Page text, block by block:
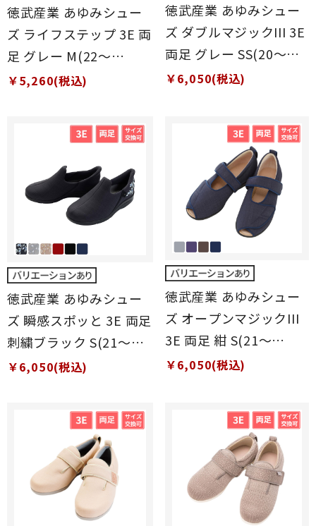
徳武産業 あゆみシュー
ズ ライフステップ 3E 両
足 グレー M(22～
22.5cm)
￥5,260(税込)
徳武産業 あゆみシュー
ズ ダブルマジックIII 3E
両足 グレー SS(20～
20.5cm)
￥6,050(税込)
徳武産業 あゆみシュー
ズ 瞬感スポッと 3E 両足
刺繍ブラック S(21～
21.5cm)
￥6,050(税込)
徳武産業 あゆみシュー
ズ オープンマジックIII
3E 両足 紺 S(21～
21.5cm)
￥6,050(税込)